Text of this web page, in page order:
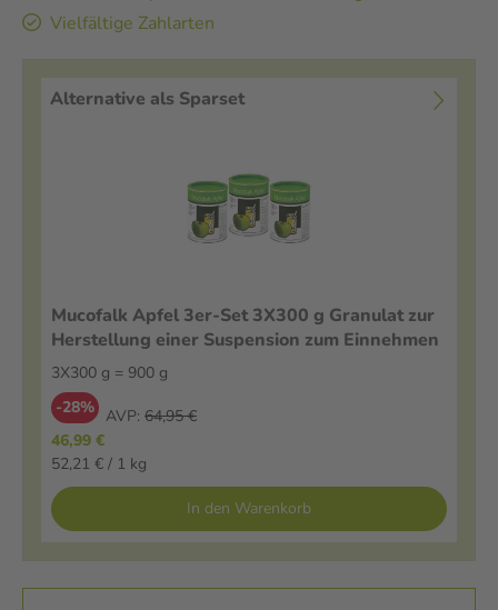
Vielfältige Zahlarten
Alternative als Sparset
Mucofalk Apfel 3er-Set 3X300 g Granulat zur
Herstellung einer Suspension zum Einnehmen
3X300 g = 900 g
-28% AVP: 64,95 €
46,99 €
52,21 € / 1 kg
In den Warenkorb